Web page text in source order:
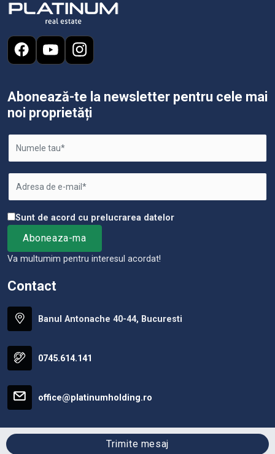
Trimite mesaj
Abonează-te la newsletter pentru cele mai
noi proprietăți
Sunt de acord cu prelucrarea datelor
Va multumim pentru interesul acordat!
Contact
Banul Antonache 40-44, Bucuresti
0745.614.141
office@platinumholding.ro
Platinum Real Estate © 2026Politica de Confidentialitate